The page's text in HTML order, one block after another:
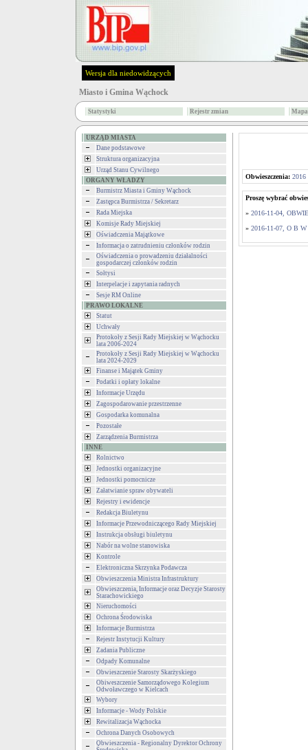
Wersja dla niedowidzących
Miasto i Gmina Wąchock
Statystyki Rejestr zmian
URZĄD MIASTA
Dane podstawowe
Struktura organizacyjna
Urząd Stanu Cywilnego
ORGANY WŁADZY
Burmistrz Miasta i Gminy Wąchock
Zastępca Burmistrza / Sekretarz
Rada Miejska
Komisje Rady Miejskiej
Oświadczenia Majątkowe
Informacja o zatrudnieniu członków rodzin
Oświadczenia o prowadzeniu działalności
gospodarczej członków rodzin
Sołtysi
Interpelacje i zapytania radnych
Sesje RM Online
PRAWO LOKALNE
Statut
Uchwały
Protokoły z Sesji Rady Miejskiej w Wąchocku
lata 2006-2024
Protokoły z Sesji Rady Miejskiej w Wąchocku
lata 2024-2029
Finanse i Majątek Gminy
Podatki i opłaty lokalne
Informacje Urzędu
Zagospodarowanie przestrzenne
Gospodarka komunalna
Pozostałe
Zarządzenia Burmistrza
INNE
Rolnictwo
Jednostki organizacyjne
Jednostki pomocnicze
Załatwianie spraw obywateli
Rejestry i ewidencje
Redakcja Biuletynu
Informacje Przewodniczącego Rady Miejskiej
Instrukcja obsługi biuletynu
Nabór na wolne stanowiska
Kontrole
Elektroniczna Skrzynka Podawcza
Obwieszczenia Ministra Infrastruktury
Obwieszczenia, Informacje oraz Decyzje Starosty
Starachowickiego
Nieruchomości
Ochrona Środowiska
Informacje Burmistrza
Rejestr Instytucji Kultury
Zadania Publiczne
Odpady Komunalne
Obwieszczenie Starosty Skarżyskiego
Obiweszczenie Samorządowego Kolegium
Odwoławczego w Kielcach
Wybory
Informacje - Wody Polskie
Rewitalizacja Wąchocka
Ochrona Danych Osobowych
Obwieszczenia - Regionalny Dyrektor Ochrony
Obwieszczenia: 2016
Proszę wybrać
» 2016-11-04,
» 2016-11-07, O B